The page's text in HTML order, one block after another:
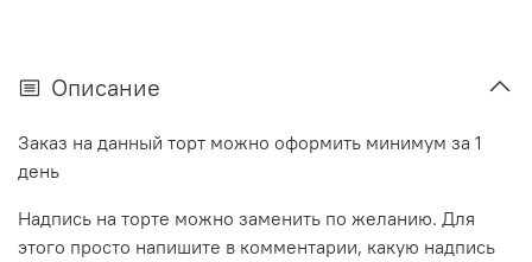
Описание
Заказ на данный торт можно оформить минимум за 1
день
Надпись на торте можно заменить по желанию. Для
этого просто напишите в комментарии, какую надпись